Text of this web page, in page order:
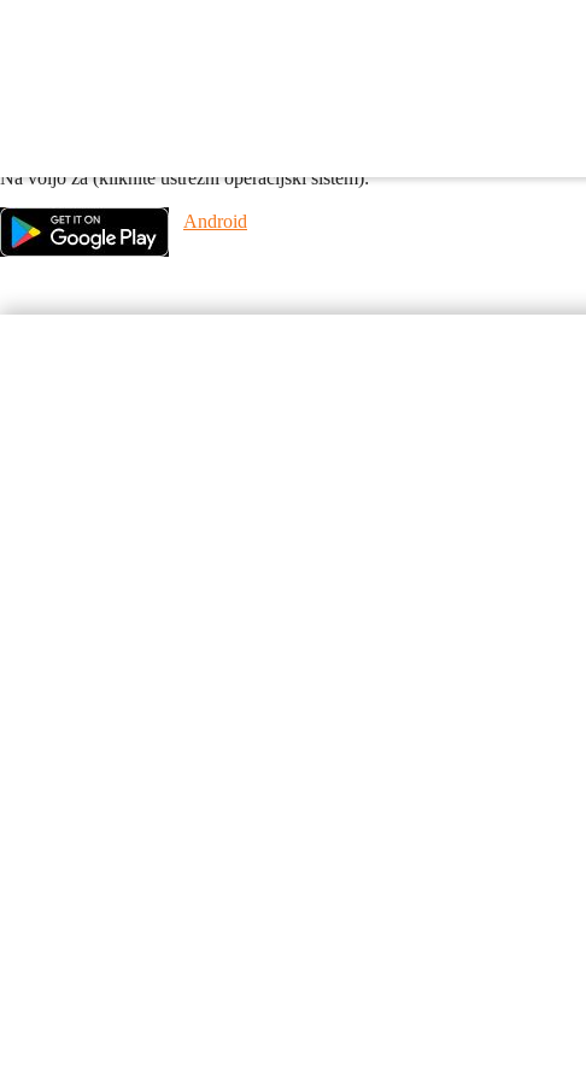
Z aplikacijo WebConnect Infopoint (poganja jo Gassner Wiege- und
Prejeli boste vse informacije o svoji kartici občana in vseh povezanih
Na voljo za (kliknite ustrezni operacijski sistem):
Android